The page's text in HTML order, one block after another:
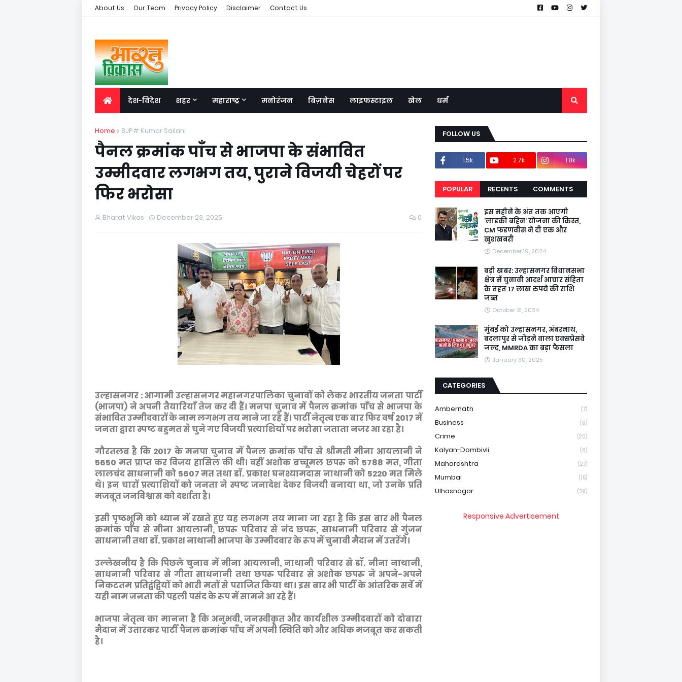
About Us Our Team Privacy Policy Disclaimer Contact Us
देश-विदेश शहर महाराष्ट्र मनोरंजन बिज़नेस लाइफस्टाइल खेल धर्म
Home BJP# Kumar Sailani
पैनल क्रमांक पाँच से भाजपा के संभावित
उम्मीदवार लगभग तय, पुराने विजयी चेहरों पर
फिर भरोसा
Bharat Vikas December 23, 2025 0
उल्हासनगर : आगामी उल्हासनगर महानगरपालिका चुनावों को लेकर भारतीय जनता पार्टी
(भाजपा) ने अपनी तैयारियाँ तेज कर दी हैं। मनपा चुनाव में पैनल क्रमांक पाँच से भाजपा के
संभावित उम्मीदवारों के नाम लगभग तय माने जा रहे हैं। पार्टी नेतृत्व एक बार फिर वर्ष 2017 में
जनता द्वारा स्पष्ट बहुमत से चुने गए विजयी प्रत्याशियों पर भरोसा जताता नजर आ रहा है।
गौरतलब है कि 2017 के मनपा चुनाव में पैनल क्रमांक पाँच से श्रीमती मीना आयलानी ने
5650 मत प्राप्त कर विजय हासिल की थी। वहीं अशोक बच्चूमल छपरु को 5788 मत, गीता
लालचंद साधनानी को 5607 मत तथा डॉ. प्रकाश घनश्यामदास नाथानी को 5220 मत मिले
थे। इन चारों प्रत्याशियों को जनता ने स्पष्ट जनादेश देकर विजयी बनाया था, जो उनके प्रति
मजबूत जनविश्वास को दर्शाता है।
इसी पृष्ठभूमि को ध्यान में रखते हुए यह लगभग तय माना जा रहा है कि इस बार भी पैनल
क्रमांक पाँच से मीना आयलानी, छपरु परिवार से नंद छपरु, साधनानी परिवार से गुंजन
साधनानी तथा डॉ. प्रकाश नाथानी भाजपा के उम्मीदवार के रूप में चुनावी मैदान में उतरेंगे।
उल्लेखनीय है कि पिछले चुनाव में मीना आयलानी, नाथानी परिवार से डॉ. नीना नाथानी,
साधनानी परिवार से गीता साधनानी तथा छपरु परिवार से अशोक छपरु ने अपने-अपने
निकटतम प्रतिद्वंद्वियों को भारी मतों से पराजित किया था। इस बार भी पार्टी के आंतरिक सर्वे में
यही नाम जनता की पहली पसंद के रूप में सामने आ रहे हैं।
भाजपा नेतृत्व का मानना है कि अनुभवी, जनस्वीकृत और कार्यशील उम्मीदवारों को दोबारा
मैदान में उतारकर पार्टी पैनल क्रमांक पाँच में अपनी स्थिति को और अधिक मजबूत कर सकती
है।
FOLLOW US
1.5k 2.7k 1.8k
POPULAR RECENTS
COMMENTS
RECENTS
इस महीने के अंत तक आएगी
‘लाडकी बहिन’ योजना की किस्त,
CM फडणवीस ने दी एक और
खुशखबरी
December 19, 2024
बड़ी खबर: उल्हासनगर विधानसभा
क्षेत्र में चुनावी आदर्श आचार संहिता
के तहत 17 लाख रुपये की राशि
जब्त
October 31, 2024
मुंबई को उल्हासनगर, अंबरनाथ,
बदलापुर से जोड़ने वाला एक्सप्रेसवे
जल्द, MMRDA का बड़ा फैसला
January 30, 2025
CATEGORIES
Ambernath (7)
Business (6)
Crime (20)
Kalyan-Dombivli (6)
Maharashtra (27)
Mumbai (15)
Ulhasnagar (29)
Responsive Advertisement